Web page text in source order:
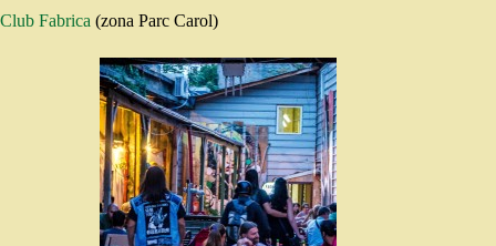
Club Fabrica (zona Parc Carol)